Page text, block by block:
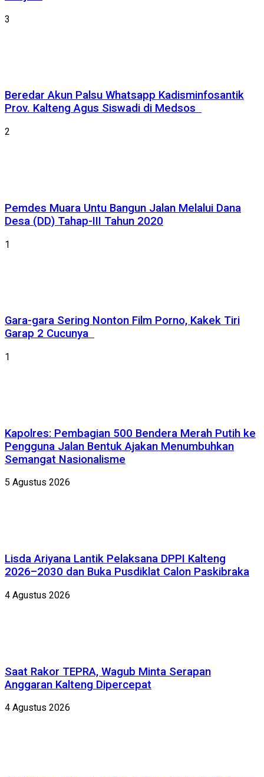
3
Beredar Akun Palsu Whatsapp Kadisminfosantik
Prov. Kalteng Agus Siswadi di Medsos
2
Pemdes Muara Untu Bangun Jalan Melalui Dana
Desa (DD) Tahap-III Tahun 2020
1
Gara-gara Sering Nonton Film Porno, Kakek Tiri
Garap 2 Cucunya
1
Kapolres: Pembagian 500 Bendera Merah Putih ke
Pengguna Jalan Bentuk Ajakan Menumbuhkan
Semangat Nasionalisme
5 Agustus 2026
Lisda Ariyana Lantik Pelaksana DPPI Kalteng
2026–2030 dan Buka Pusdiklat Calon Paskibraka
4 Agustus 2026
Saat Rakor TEPRA, Wagub Minta Serapan
Anggaran Kalteng Dipercepat
4 Agustus 2026